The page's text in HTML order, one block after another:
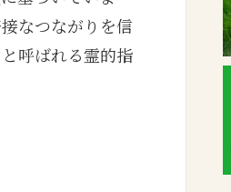
なつながりを信
呼ばれる霊的指